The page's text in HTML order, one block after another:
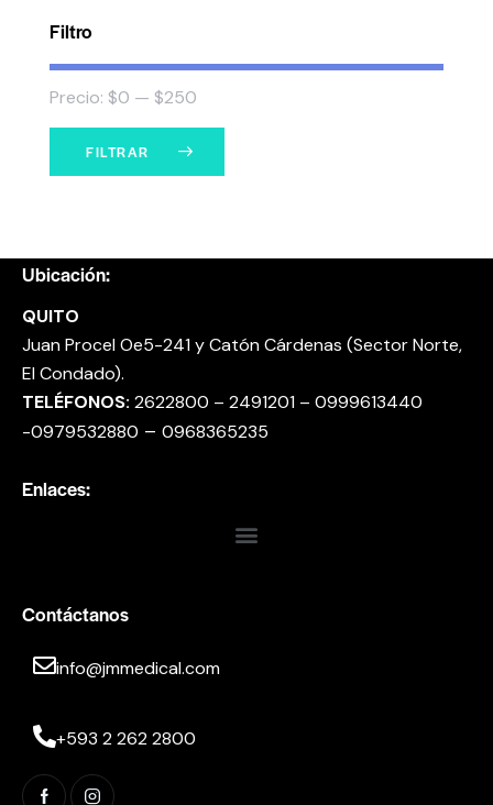
Filtro
FILTRAR
Precio: $0 — $250
Ubicación:
QUITO
Juan Procel Oe5-241 y Catón Cárdenas (Sector Norte,
El Condado).
TELÉFONOS: 2622800 – 2491201 – 0999613440
-0979532880 – 0968365235
Enlaces:
Contáctanos
info@jmmedical.com
+593 2 262 2800